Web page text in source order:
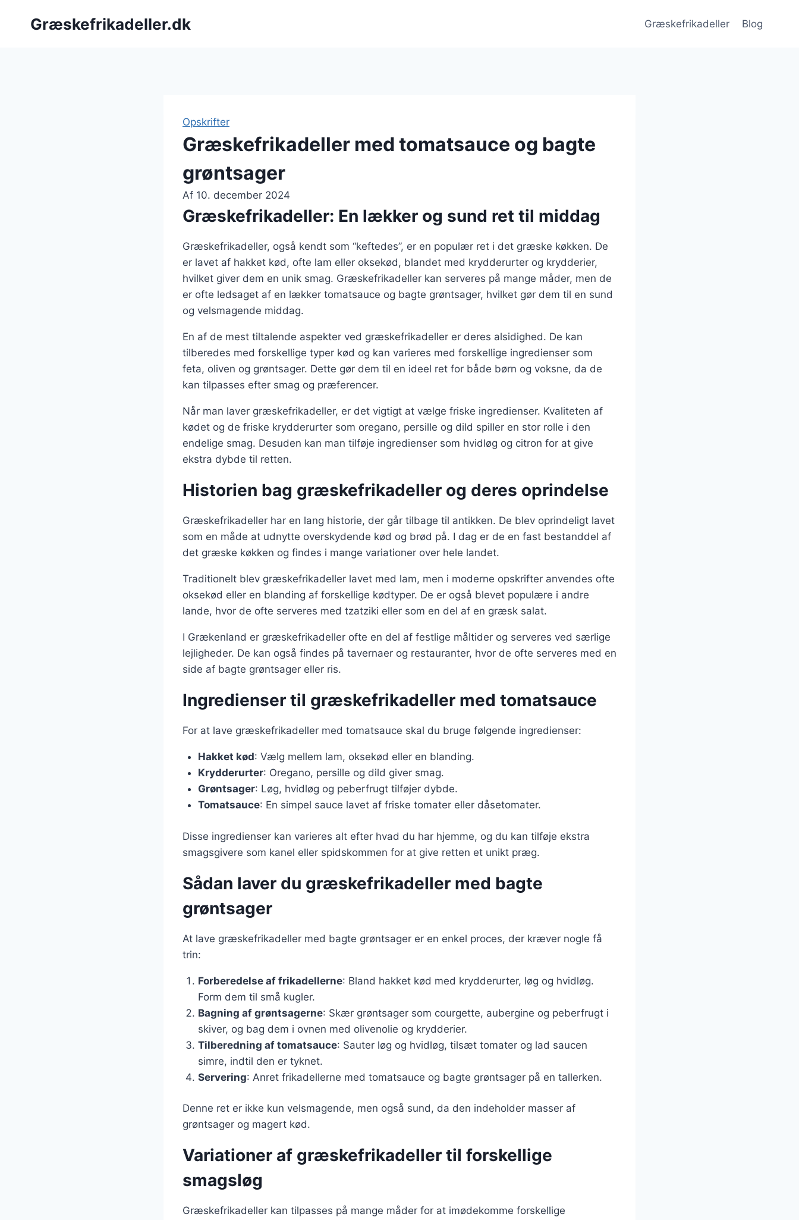
Græskefrikadeller.dk Græskefrikadeller Blog
Opskrifter
Græskefrikadeller med tomatsauce og bagte
grøntsager
Af 10. december 2024
Græskefrikadeller: En lækker og sund ret til middag
Græskefrikadeller, også kendt som “keftedes”, er en populær ret i det græske køkken. De
er lavet af hakket kød, ofte lam eller oksekød, blandet med krydderurter og krydderier,
hvilket giver dem en unik smag. Græskefrikadeller kan serveres på mange måder, men de
er ofte ledsaget af en lækker tomatsauce og bagte grøntsager, hvilket gør dem til en sund
og velsmagende middag.
En af de mest tiltalende aspekter ved græskefrikadeller er deres alsidighed. De kan
tilberedes med forskellige typer kød og kan varieres med forskellige ingredienser som
feta, oliven og grøntsager. Dette gør dem til en ideel ret for både børn og voksne, da de
kan tilpasses efter smag og præferencer.
Når man laver græskefrikadeller, er det vigtigt at vælge friske ingredienser. Kvaliteten af
kødet og de friske krydderurter som oregano, persille og dild spiller en stor rolle i den
endelige smag. Desuden kan man tilføje ingredienser som hvidløg og citron for at give
ekstra dybde til retten.
Historien bag græskefrikadeller og deres oprindelse
Græskefrikadeller har en lang historie, der går tilbage til antikken. De blev oprindeligt lavet
som en måde at udnytte overskydende kød og brød på. I dag er de en fast bestanddel af
det græske køkken og findes i mange variationer over hele landet.
Traditionelt blev græskefrikadeller lavet med lam, men i moderne opskrifter anvendes ofte
oksekød eller en blanding af forskellige kødtyper. De er også blevet populære i andre
lande, hvor de ofte serveres med tzatziki eller som en del af en græsk salat.
I Grækenland er græskefrikadeller ofte en del af festlige måltider og serveres ved særlige
lejligheder. De kan også findes på tavernaer og restauranter, hvor de ofte serveres med en
side af bagte grøntsager eller ris.
Ingredienser til græskefrikadeller med tomatsauce
For at lave græskefrikadeller med tomatsauce skal du bruge følgende ingredienser:
Hakket kød: Vælg mellem lam, oksekød eller en blanding.
Krydderurter: Oregano, persille og dild giver smag.
Grøntsager: Løg, hvidløg og peberfrugt tilføjer dybde.
Tomatsauce: En simpel sauce lavet af friske tomater eller dåsetomater.
Disse ingredienser kan varieres alt efter hvad du har hjemme, og du kan tilføje ekstra
smagsgivere som kanel eller spidskommen for at give retten et unikt præg.
Sådan laver du græskefrikadeller med bagte
grøntsager
At lave græskefrikadeller med bagte grøntsager er en enkel proces, der kræver nogle få
trin:
Forberedelse af frikadellerne: Bland hakket kød med krydderurter, løg og hvidløg.
Form dem til små kugler.
Bagning af grøntsagerne: Skær grøntsager som courgette, aubergine og peberfrugt i
skiver, og bag dem i ovnen med olivenolie og krydderier.
Tilberedning af tomatsauce: Sauter løg og hvidløg, tilsæt tomater og lad saucen
simre, indtil den er tyknet.
Servering: Anret frikadellerne med tomatsauce og bagte grøntsager på en tallerken.
Denne ret er ikke kun velsmagende, men også sund, da den indeholder masser af
grøntsager og magert kød.
Variationer af græskefrikadeller til forskellige
smagsløg
Græskefrikadeller kan tilpasses på mange måder for at imødekomme forskellige